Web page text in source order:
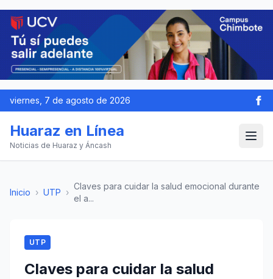
viernes, 7 de agosto de 2026
Huaraz en Línea
Noticias de Huaraz y Áncash
Inicio › UTP ›
Claves para cuidar la salud emocional durante
el a...
UTP
Claves para cuidar la salud